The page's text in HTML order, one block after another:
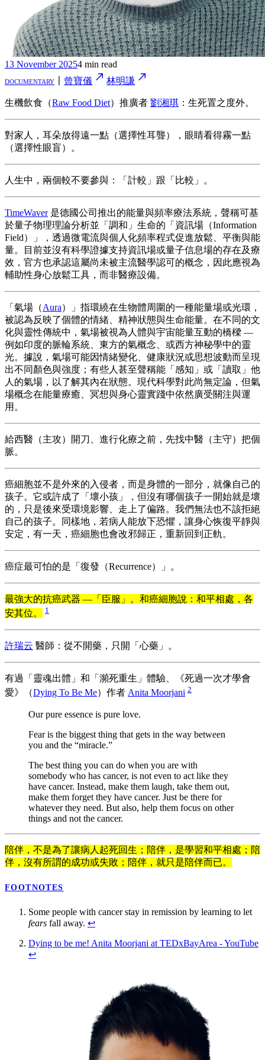
13 November 20254 min read
documentary
曾寶儀 林明謙
生機飲食（Raw Food Diet）推廣者 劉湘琪 ：生死置之度外。
對家人，耳朵放得遠一點（選擇性耳聾），眼睛看得霧一點
（選擇性眼盲）。
人生中，兩個較不要參與：「計較」跟「比較」。
TimeWaver是德國公司推出的能量與頻率療法系統，聲稱可基
於量子物理理論分析並「調和」生命的「資訊場（Information
Field）」，透過微電流與個人化頻率程式促進放鬆、平衡與能
量。目前並沒有科學證據支持資訊場或量子信息場的存在及療
效，官方也承認這屬尚未被主流醫學認可的概念，因此應視為
輔助性身心放鬆工具，而非醫療設備。
「氣場（Aura）」指環繞在生物體周圍的一種能量場或光環，
被認為反映了個體的情緒、精神狀態與生命能量。在不同的文
化與靈性傳統中，氣場被視為人體與宇宙能量互動的橋樑 —
例如印度的脈輪系統、東方的氣概念、或西方神秘學中的靈
光。據說，氣場可能因情緒變化、健康狀況或思想波動而呈現
出不同顏色與強度；有些人甚至聲稱能「感知」或「讀取」他
人的氣場，以了解其內在狀態。現代科學對此尚無定論，但氣
場概念在能量療癒、冥想與身心靈實踐中依然廣受關注與運
用。
給西醫（主攻）開刀、進行化療之前，先找中醫（主守）把個
脈。
癌細胞並不是外來的入侵者，而是身體的一部分，就像自己的
孩子。它或許成了「壞小孩」，但沒有哪個孩子一開始就是壞
的，只是後來受環境影響、走上了偏路。我們無法也不該拒絕
自己的孩子。同樣地，若病人能放下恐懼，讓身心恢復平靜與
安定，有一天，癌細胞也會改邪歸正，重新回到正軌。
癌症最可怕的是「復發（Recurrence）」。
最強大的抗癌武器 —「臣服」。和癌細胞說：和平相處，各
安其位。
1
許瑞云 醫師：從不開藥，只開「心藥」。
有過「靈魂出體」和「瀕死重生」體驗、《死過一次才學會
愛》（Dying To Be Me）作者 Anita Moorjani 2
Our pure essence is pure love.
Fear is the biggest thing that gets in the way between
you and the “miracle.”
The best thing you can do when you are with
somebody who has cancer, is not even to act like they
have cancer. Instead, make them laugh, take them out,
make them forget they have cancer. Just be there for
whatever they need. But also, help them focus on other
things and not the cancer.
陪伴，不是為了讓病人起死回生；陪伴，是學習和平相處；陪
伴，沒有所謂的成功或失敗；陪伴，就只是陪伴而已。
FOOTNOTES
Some people with cancer stay in remission by learning to let
fears fall away. ↩
Dying to be me! Anita Moorjani at TEDxBayArea - YouTube
↩